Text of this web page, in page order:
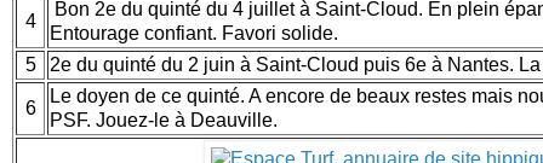
4
Bon 2e du quinté du 4 juillet à Saint-Cloud. En plein
Entourage confiant. Favori solide.
5
2e du quinté du 2 juin à Saint-Cloud puis 6e à Nantes.
6
Le doyen de ce quinté. A encore de beaux restes mais
PSF. Jouez-le à Deauville.